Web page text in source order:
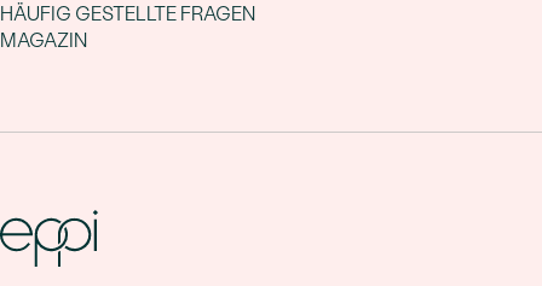
HÄUFIG GESTELLTE FRAGEN
MAGAZIN